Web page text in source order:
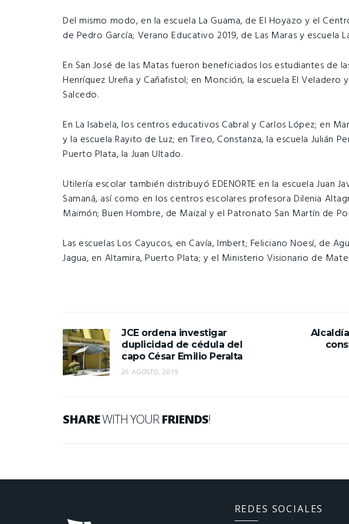
Del mismo modo, en la escuela La Guama, de El Hoyazo y el
de Pedro García; Verano Educativo 2019, de Las Maras y escuela
En San José de las Matas fueron beneficiados los estudiantes de
Henríquez Ureña y Cañafistol; en Monción, la escuela El Veladero
Salcedo.
En La Isabela, los centros educativos Cabral y Carlos López; en
y la escuela Rayito de Luz; en Tireo, Constanza, la escuela Julián
Puerto Plata, la Juan Ultado.
Utilería escolar también distribuyó EDENORTE en la escuela Juan
Samaná, así como en los centros escolares profesora Dilenia
Maimón; Buen Hombre, de Maizal y el Patronato San Martín de
Las escuelas Los Cayucos, en Cavía, Imbert; Feliciano Noesí, de
Jagua, en Altamira, Puerto Plata; y el Ministerio Visionario de
JCE ordena investigar
duplicidad de cédula del
capo César Emilio Peralta
26 AGOSTO, 2019
SHAREWITH YOURFRIENDS!
REDES SOCIALES